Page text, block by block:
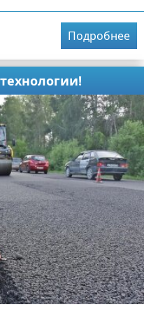
Подробнее